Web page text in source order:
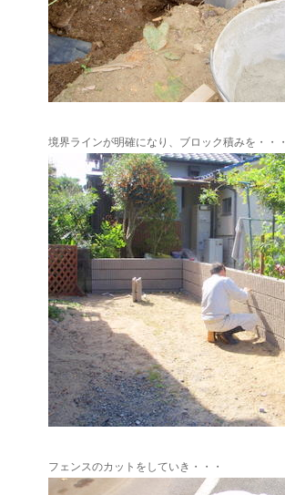
境界ラインが明確になり、ブロック積みを・・・
フェンスのカットをしていき・・・